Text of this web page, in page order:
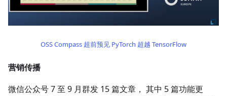
OSS Compass 超前预见 PyTorch 超越 TensorFlow
营销传播
微信公众号 7 至 9 月群发 15 篇文章， 其中 5 篇功能更